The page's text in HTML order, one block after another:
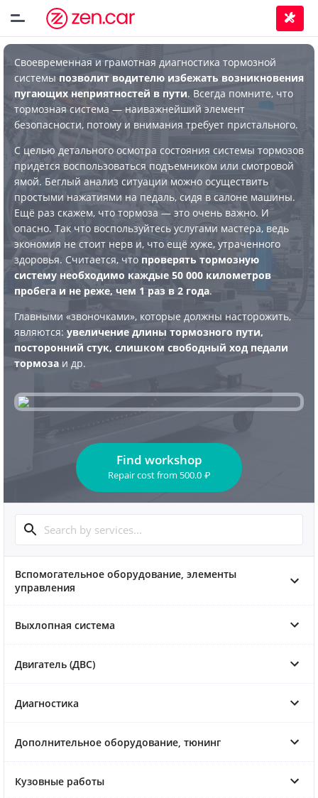
Своевременная и грамотная диагностика тормозной
системы позволит водителю избежать возникновения
пугающих неприятностей в пути. Всегда помните, что
тормозная система — наиважнейший элемент
безопасности, потому и внимания требует пристального.
С целью детального осмотра состояния системы тормозов
придётся воспользоваться подъемником или смотровой
ямой. Беглый анализ ситуации можно осуществить
простыми нажатиями на педаль, сидя в салоне машины.
Ещё раз скажем, что тормоза — это очень важно. И
опасно. Так что воспользуйтесь услугами мастера, ведь
экономия не стоит нерв и, что ещё хуже, утраченного
здоровья. Считается, что проверять тормозную
систему необходимо каждые 50 000 километров
пробега и не реже, чем 1 раз в 2 года.
Главными «звоночками», которые должны насторожить,
являются: увеличение длины тормозного пути,
посторонний стук, слишком свободный ход педали
тормоза и др.
Find workshop
Repair costfrom 500.0 ₽
Вспомогательное оборудование, элементы
управления
Выхлопная система
Двигатель (ДВС)
Диагностика
Дополнительное оборудование, тюнинг
Кузовные работы